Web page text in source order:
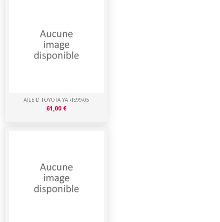
AILE D TOYOTA YARIS99-05
61,00 €